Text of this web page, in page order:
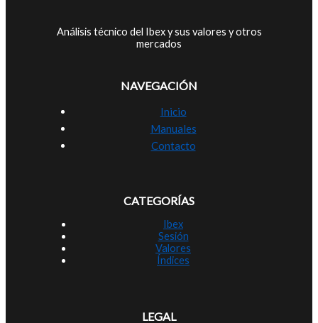
Análisis técnico del Ibex y sus valores y otros
mercados
NAVEGACIÓN
Inicio
Manuales
Contacto
CATEGORÍAS
Ibex
Sesión
Valores
Índices
LEGAL